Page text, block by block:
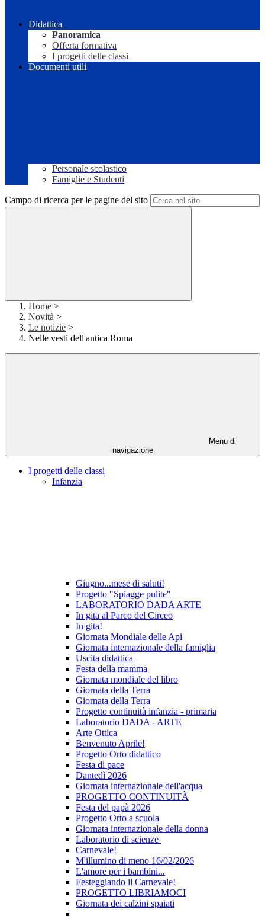
Didattica
Panoramica
Offerta formativa
I progetti delle classi
Documenti utili
Personale scolastico
Famiglie e Studenti
Campo di ricerca per le pagine del sito
Home >
Novità >
Le notizie >
Nelle vesti dell'antica Roma
Menu di
navigazione
I progetti delle classi
Infanzia
Giugno...mese di saluti!
Progetto "Spiagge pulite"
LABORATORIO DADA ARTE
In gita al Parco del Circeo
In gita!
Giornata Mondiale delle Api
Giornata internazionale della famiglia
Uscita didattica
Festa della mamma
Giornata mondiale del libro
Giornata della Terra
Giornata della Terra
Progetto continuità infanzia - primaria
Laboratorio DADA - ARTE
Arte Ottica
Benvenuto Aprile!
Progetto Orto didattico
Festa di pace
Dantedì 2026
Giornata internazionale dell'acqua
PROGETTO CONTINUITÀ
Festa del papà 2026
Progetto Orto a scuola
Giornata internazionale della donna
Laboratorio di scienze
Carnevale!
M'illumino di meno 16/02/2026
L'amore per i bambini...
Festeggiando il Carnevale!
PROGETTO LIBRIAMOCI
Giornata dei calzini spaiati